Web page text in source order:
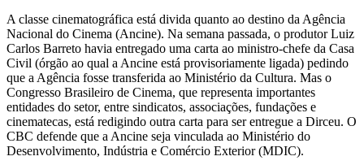
A classe cinematográfica está divida quanto ao destino da Agência
Nacional do Cinema (Ancine). Na semana passada, o produtor Luiz
Carlos Barreto havia entregado uma carta ao ministro-chefe da Casa
Civil (órgão ao qual a Ancine está provisoriamente ligada) pedindo
que a Agência fosse transferida ao Ministério da Cultura. Mas o
Congresso Brasileiro de Cinema, que representa importantes
entidades do setor, entre sindicatos, associações, fundações e
cinematecas, está redigindo outra carta para ser entregue a Dirceu. O
CBC defende que a Ancine seja vinculada ao Ministério do
Desenvolvimento, Indústria e Comércio Exterior (MDIC).